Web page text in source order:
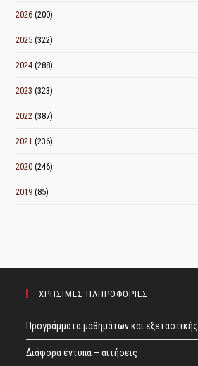
2026 (200)
2025 (322)
2024 (288)
2023 (323)
2022 (387)
2021 (236)
2020 (246)
2019 (85)
ΧΡΗΣΙΜΕΣ ΠΛΗΡΟΦΟΡΙΕΣ
Προγράμματα μαθημάτων και εξεταστικής
Διάφορα έντυπα – αιτήσεις